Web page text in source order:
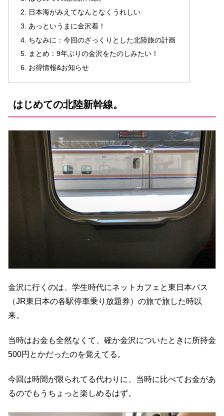
日本海がみえてなんとなくうれしい
あっというまに金沢着！
ちなみに：今回のざっくりとした北陸旅の計画
まとめ：9年ぶりの金沢をたのしみたい！
お得情報&お知らせ
はじめての北陸新幹線。
金沢に行くのは、学生時代にネットカフェと東日本パス
（JR東日本の各駅停車乗り放題券）の旅で旅した時以
来。
当時はお金も全然なくて、確か金沢についたときに所持金
500円とかだったのを覚えてる。
今回は時間が限られてる代わりに、当時に比べてお金があ
るのでもうちょっと楽しめるはず。